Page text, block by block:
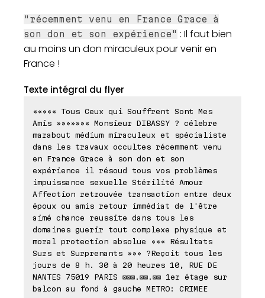
"récemment venu en France Grace à
son don et son expérience" : Il faut bien
au moins un don miraculeux pour venir en
France !
Texte intégral du flyer
««««« Tous Ceux qui Souffrent Sont Mes
Amis »»»»»»« Monsieur DIBASSY ? célebre
marabout médium miraculeux et spécialiste
dans les travaux occultes récemment venu
en France Grace à son don et son
expérience il résoud tous vos problèmes
impuissance sexuelle Stérilité Amour
Affection retrouvée transaction entre deux
époux ou amis retour immédiat de l'être
aimé chance reussite dans tous les
domaines guerir tout complexe physique et
moral protection absolue ««« Résultats
Surs et Surprenants »»» ?Reçoit tous les
jours de 8 h. 30 à 20 heures 10, RUE DE
NANTES 75019 PARIS ⊠⊠⊠.⊠⊠.⊠⊠ 1er étage sur
balcon au fond à gauche METRO: CRIMEE